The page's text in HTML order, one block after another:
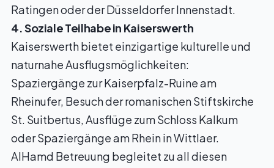
Ratingen oder der Düsseldorfer Innenstadt.
4. Soziale Teilhabe in Kaiserswerth
Kaiserswerth bietet einzigartige kulturelle und
naturnahe Ausflugsmöglichkeiten:
Spaziergänge zur Kaiserpfalz-Ruine am
Rheinufer, Besuch der romanischen Stiftskirche
St. Suitbertus, Ausflüge zum Schloss Kalkum
oder Spaziergänge am Rhein in Wittlaer.
AlHamd Betreuung begleitet zu all diesen